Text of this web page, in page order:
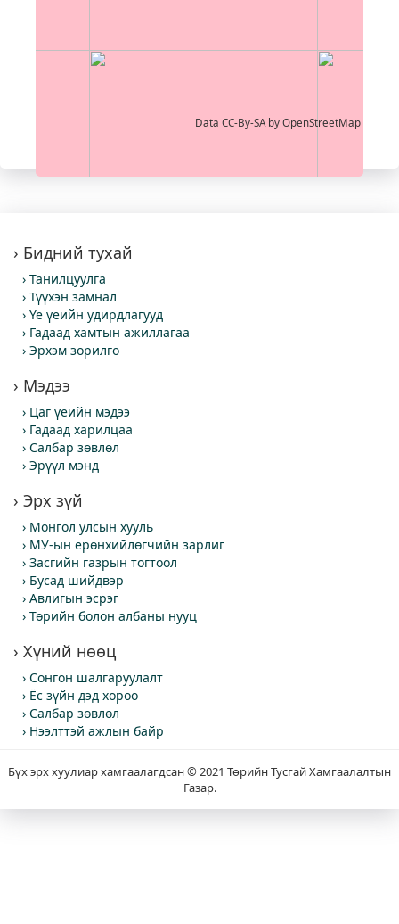
Data CC-By-SA by OpenStreetMap
Бидний тухай
Танилцуулга
Түүхэн замнал
Үе үеийн удирдлагууд
Гадаад хамтын ажиллагаа
Эрхэм зорилго
Мэдээ
Цаг үеийн мэдээ
Гадаад харилцаа
Салбар зөвлөл
Эрүүл мэнд
Эрх зүй
Монгол улсын хууль
МУ-ын ерөнхийлөгчийн зарлиг
Засгийн газрын тогтоол
Бусад шийдвэр
Авлигын эсрэг
Төрийн болон албаны нууц
Хүний нөөц
Сонгон шалгаруулалт
Ёс зүйн дэд хороо
Салбар зөвлөл
Нээлттэй ажлын байр
Бүх эрх хуулиар хамгаалагдсан © 2021 Төрийн Тусгай Хамгаалалтын
Газар.